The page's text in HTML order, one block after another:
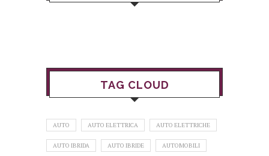
TAG CLOUD
AUTO AUTO ELETTRICA AUTO ELETTRICHE
AUTO IBRIDA AUTO IBRIDE AUTOMOBILI